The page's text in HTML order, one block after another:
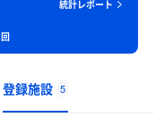
統計レポート
回
登録施設 5